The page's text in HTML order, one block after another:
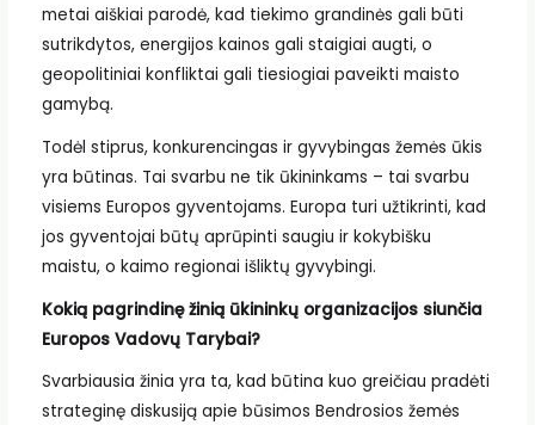
metai aiškiai parodė, kad tiekimo grandinės gali būti
sutrikdytos, energijos kainos gali staigiai augti, o
geopolitiniai konfliktai gali tiesiogiai paveikti maisto
gamybą.
Todėl stiprus, konkurencingas ir gyvybingas žemės ūkis
yra būtinas. Tai svarbu ne tik ūkininkams – tai svarbu
visiems Europos gyventojams. Europa turi užtikrinti, kad
jos gyventojai būtų aprūpinti saugiu ir kokybišku
maistu, o kaimo regionai išliktų gyvybingi.
Kokią pagrindinę žinią ūkininkų organizacijos siunčia
Europos Vadovų Tarybai?
Svarbiausia žinia yra ta, kad būtina kuo greičiau pradėti
strateginę diskusiją apie būsimos Bendrosios žemės